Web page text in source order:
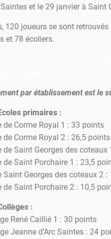
et le 29 janvier à Saint
120 joueurs se sont
et 78 écoliers.
par établissement est le
primaires :
de Corme Royal 1 : 33 points
de Corme Royal 2 : 26,5 points
de Saint Georges des coteaux
de Saint Porchaire 1 : 23,5
Saint Georges des coteaux 2 :
de Saint Porchaire 2 : 10,5
:
René Caillié 1 : 30 points
Jeanne d’Arc Saintes : 24